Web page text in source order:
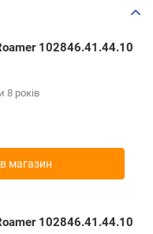
102846.41.44.10
8 років
магазин
102846.41.44.10